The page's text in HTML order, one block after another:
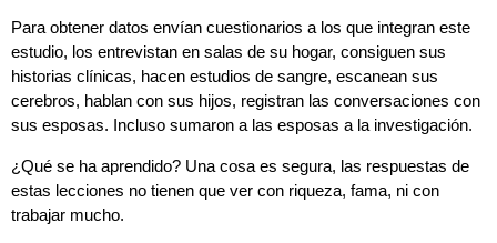
Para obtener datos envían cuestionarios a los que integran este
estudio, los entrevistan en salas de su hogar, consiguen sus
historias clínicas, hacen estudios de sangre, escanean sus
cerebros, hablan con sus hijos, registran las conversaciones con
sus esposas. Incluso sumaron a las esposas a la investigación.
¿Qué se ha aprendido? Una cosa es segura, las respuestas de
estas lecciones no tienen que ver con riqueza, fama, ni con
trabajar mucho.